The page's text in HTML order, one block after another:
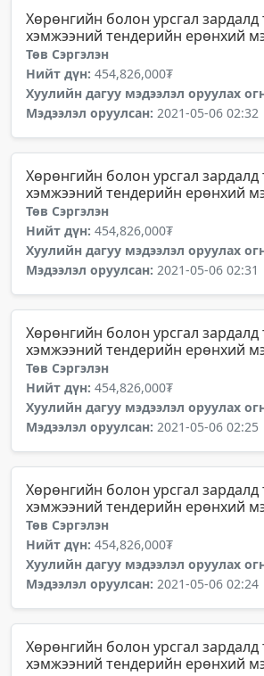
Хөрөнгийн болон урсгал зардалд
хэмжээний тендерийн ерөнхий
Төв Сэргэлэн
Нийт дүн: 454,826,000₮
Хуулийн дагуу мэдээлэл оруулах
Мэдээлэл оруулсан: 2021-05-06 02:32
Хөрөнгийн болон урсгал зардалд
хэмжээний тендерийн ерөнхий
Төв Сэргэлэн
Нийт дүн: 454,826,000₮
Хуулийн дагуу мэдээлэл оруулах
Мэдээлэл оруулсан: 2021-05-06 02:31
Хөрөнгийн болон урсгал зардалд
хэмжээний тендерийн ерөнхий
Төв Сэргэлэн
Нийт дүн: 454,826,000₮
Хуулийн дагуу мэдээлэл оруулах
Мэдээлэл оруулсан: 2021-05-06 02:25
Хөрөнгийн болон урсгал зардалд
хэмжээний тендерийн ерөнхий
Төв Сэргэлэн
Нийт дүн: 454,826,000₮
Хуулийн дагуу мэдээлэл оруулах
Мэдээлэл оруулсан: 2021-05-06 02:24
Хөрөнгийн болон урсгал зардалд
хэмжээний тендерийн ерөнхий